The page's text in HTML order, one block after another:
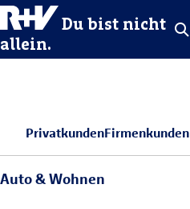
Du bist nicht
allein.
PrivatkundenFirmenkunden
Auto & Wohnen